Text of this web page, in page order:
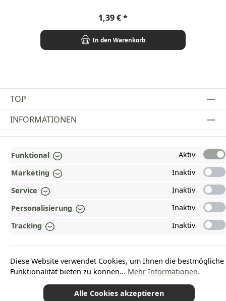
Regulärer Preis:
1,39 €
In den Warenkorb
TOP
Vertrag widerrufen
INFORMATIONEN
GESETZLICHE INFORMATIONEN
ZAHLUNGS- UND VERSANDARTEN
AUSGEZEICHNET UND ZERTIFIZIERT!
WARUM HEAD-SHOP.DE?
UNSERE COMMUNITIES
Funktional
Aktiv
Marketing
Inaktiv
Service
Inaktiv
Personalisierung
Inaktiv
Tracking
Inaktiv
Diese Website verwendet Cookies, um Ihnen die bestmögliche
Funktionalität bieten zu können... Mehr Informationen.
Alle Cookies akzeptieren